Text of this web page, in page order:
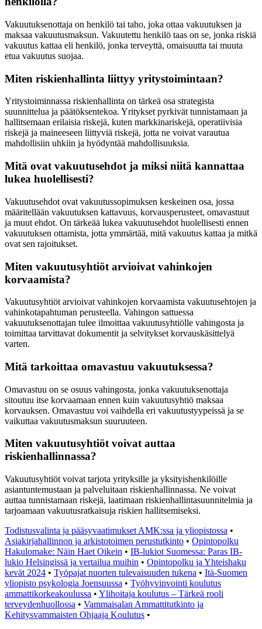
Vakuutuksenottaja on henkilö tai taho, joka ottaa vakuutuksen ja
maksaa vakuutusmaksun. Vakuutettu henkilö taas on se, jonka riskiä
vakuutus kattaa eli henkilö, jonka terveyttä, omaisuutta tai muuta
etua vakuutus suojaa.
Miten riskienhallinta liittyy yritystoimintaan?
Yritystoiminnassa riskienhallinta on tärkeä osa strategista
suunnittelua ja päätöksentekoa. Yritykset pyrkivät tunnistamaan ja
hallitsemaan erilaisia riskejä, kuten markkinariskejä, operatiivisia
riskejä ja maineeseen liittyviä riskejä, jotta ne voivat varautua
mahdollisiin uhkiin ja hyödyntää mahdollisuuksia.
Mitä ovat vakuutusehdot ja miksi niitä kannattaa
lukea huolellisesti?
Vakuutusehdot ovat vakuutussopimuksen keskeinen osa, jossa
määritellään vakuutuksen kattavuus, korvausperusteet, omavastuut
ja muut ehdot. On tärkeää lukea vakuutusehdot huolellisesti ennen
vakuutuksen ottamista, jotta ymmärtää, mitä vakuutus kattaa ja mitkä
ovat sen rajoitukset.
Miten vakuutusyhtiöt arvioivat vahinkojen
korvaamista?
Vakuutusyhtiöt arvioivat vahinkojen korvaamista vakuutusehtojen ja
vahinkotapahtuman perusteella. Vahingon sattuessa
vakuutuksenottajan tulee ilmoittaa vakuutusyhtiölle vahingosta ja
toimittaa tarvittavat dokumentit ja selvitykset korvauskäsittelyä
varten.
Mitä tarkoittaa omavastuu vakuutuksessa?
Omavastuu on se osuus vahingosta, jonka vakuutuksenottaja
sitoutuu itse korvaamaan ennen kuin vakuutusyhtiö maksaa
korvauksen. Omavastuu voi vaihdella eri vakuutustyypeissä ja se
vaikuttaa vakuutusmaksun suuruuteen.
Miten vakuutusyhtiöt voivat auttaa
riskienhallinnassa?
Vakuutusyhtiöt voivat tarjota yrityksille ja yksityishenkilöille
asiantuntemustaan ja palveluitaan riskienhallinnassa. Ne voivat
auttaa tunnistamaan riskejä, laatimaan riskienhallintasuunnitelmia ja
tarjoamaan vakuutusratkaisuja riskien hallitsemiseksi.
Todistusvalinta ja pääsyvaatimukset AMK:ssa ja yliopistossa •
Asiakirjahallinnon ja arkistotoimen perustutkinto • Opintopolku
Hakulomake: Näin Haet Oikein • IB-lukiot Suomessa: Paras IB-
lukio Helsingissä ja vertailua muihin • Opintopolku ja Yhteishaku
kevät 2024 • Työpajat nuorten tulevaisuuden tukena • Itä-Suomen
yliopisto psykologia Joensuussa • Työhyvinvointi koulutus
ammattikorkeakoulussa • Ylihoitaja koulutus – Tärkeä rooli
terveydenhuollossa • Vammaisalan Ammattitutkinto ja
Kehitysvammaisten Ohjaaja Koulutus •